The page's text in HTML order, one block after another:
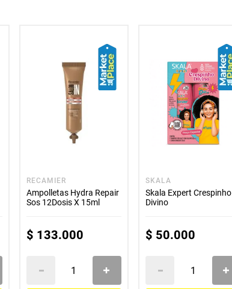
RECAMIER
Ampolletas Hydra Repair
Sos 12Dosis X 15ml
$ 133.000
SKALA
Skala Expert Crespinho
Divino
$ 50.000